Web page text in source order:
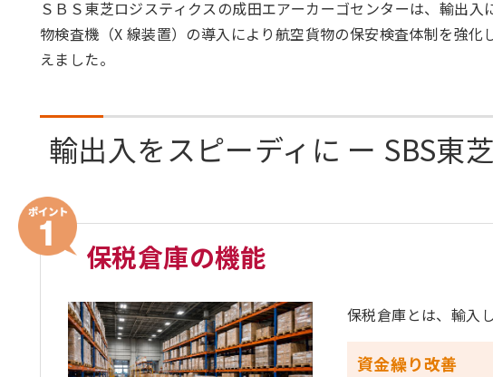
ＳＢＳ東芝ロジスティクスの成田エアーカーゴセンターは、輸出
物検査機（X 線装置）の導入により航空貨物の保安検査体制を強
えました。
輸出入をスピーディに ー SBS東
保税倉庫の機能
保税倉庫とは、輸入
資金繰り改善